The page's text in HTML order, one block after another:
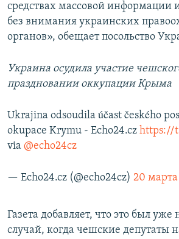
средствах массовой информации
без внимания украинских
органов», обещает посольство
Украина осудила участие
праздновании оккупации Крыма
Ukrajina odsoudila účast českého
okupace Krymu - Echo24.cz https://
via @echo24cz
— Echo24.cz (@echo24cz) 20 марта
Газета добавляет, что это был
случай, когда чешские депутаты